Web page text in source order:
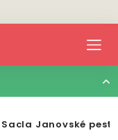
Sacla Janovské